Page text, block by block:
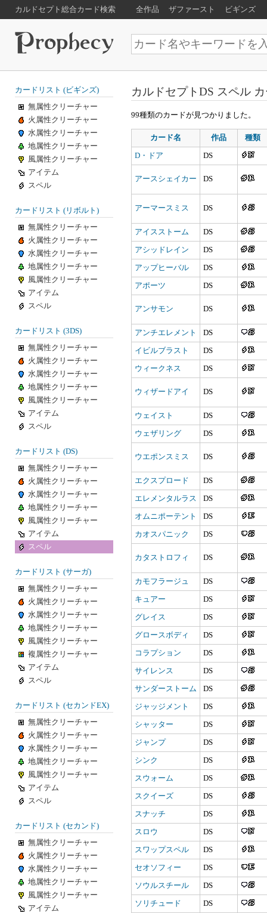
カルドセプト総合カード検索 全作品 ザファースト ビギンズ
カルドセプトDS スペル
99種類のカードが見つかりました。
カード名 作品 種類
D・ドア DS
アースシェイカー DS
アーマースミス DS
アイスストーム DS
アシッドレイン DS
アップヒーバル DS
アポーツ DS
アンサモン DS
アンチエレメント DS
イビルブラスト DS
ウィークネス DS
ウィザードアイ DS
ウェイスト DS
ウェザリング DS
ウエポンスミス DS
エクスプロード DS
エレメンタルラス DS
オムニポーテント DS
カオスパニック DS
カタストロフィ DS
カモフラージュ DS
キュアー DS
グレイス DS
グロースボディ DS
コラプション DS
サイレンス DS
サンダーストーム DS
ジャッジメント DS
シャッター DS
ジャンプ DS
シンク DS
スウォーム DS
スクイーズ DS
スナッチ DS
スロウ DS
スワップスペル DS
セオソフィー DS
ソウルスチール DS
ソリチュード DS
カードリスト (ビギンズ)
無属性クリーチャー
火属性クリーチャー
水属性クリーチャー
地属性クリーチャー
風属性クリーチャー
アイテム
スペル
カードリスト (リボルト)
無属性クリーチャー
火属性クリーチャー
水属性クリーチャー
地属性クリーチャー
風属性クリーチャー
アイテム
スペル
カードリスト (3DS)
無属性クリーチャー
火属性クリーチャー
水属性クリーチャー
地属性クリーチャー
風属性クリーチャー
アイテム
スペル
カードリスト (DS)
無属性クリーチャー
火属性クリーチャー
水属性クリーチャー
地属性クリーチャー
風属性クリーチャー
アイテム
スペル
カードリスト (サーガ)
無属性クリーチャー
火属性クリーチャー
水属性クリーチャー
地属性クリーチャー
風属性クリーチャー
複属性クリーチャー
アイテム
スペル
カードリスト (セカンドEX)
無属性クリーチャー
火属性クリーチャー
水属性クリーチャー
地属性クリーチャー
風属性クリーチャー
アイテム
スペル
カードリスト (セカンド)
無属性クリーチャー
火属性クリーチャー
水属性クリーチャー
地属性クリーチャー
風属性クリーチャー
アイテム